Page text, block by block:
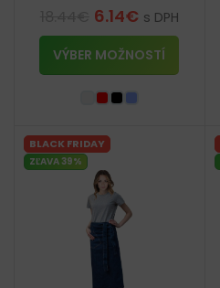
6.14€ s DPH
VÝBER MOŽNOSTÍ
BLACK FRIDAY
ZĽAVA 39%